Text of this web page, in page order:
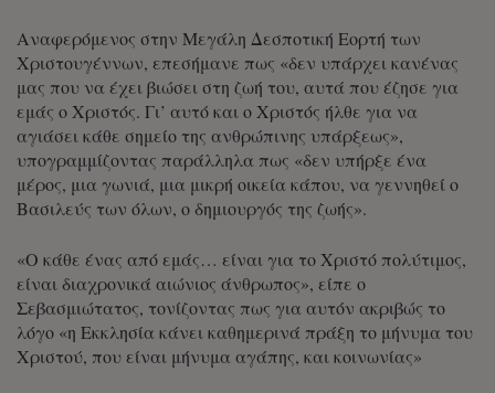
Αναφερόμενος στην Μεγάλη Δεσποτική Εορτή των
Χριστουγέννων, επεσήμανε πως «δεν υπάρχει κανένας
μας που να έχει βιώσει στη ζωή του, αυτά που έζησε για
εμάς ο Χριστός. Γι’ αυτό και ο Χριστός ήλθε για να
αγιάσει κάθε σημείο της ανθρώπινης υπάρξεως»,
υπογραμμίζοντας παράλληλα πως «δεν υπήρξε ένα
μέρος, μια γωνιά, μια μικρή οικεία κάπου, να γεννηθεί ο
Βασιλεύς των όλων, ο δημιουργός της ζωής».
«Ο κάθε ένας από εμάς… είναι για το Χριστό πολύτιμος,
είναι διαχρονικά αιώνιος άνθρωπος», είπε ο
Σεβασμιώτατος, τονίζοντας πως για αυτόν ακριβώς το
λόγο «η Εκκλησία κάνει καθημερινά πράξη το μήνυμα του
Χριστού, που είναι μήνυμα αγάπης, και κοινωνίας»